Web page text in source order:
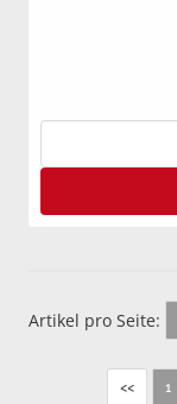
Artikel pro Seite:
<< 1